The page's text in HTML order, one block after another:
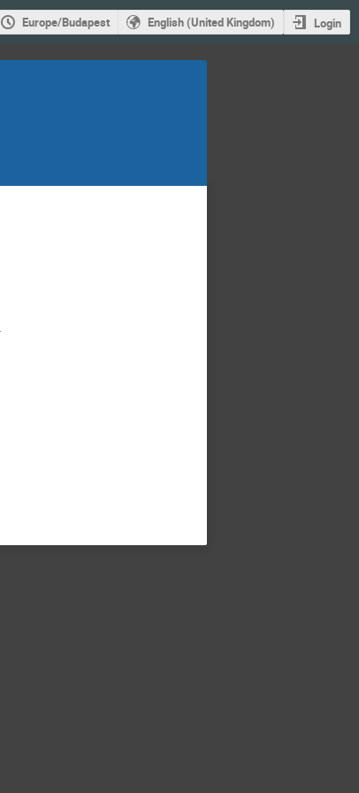
Europe/Budapest English (United Kingdom) Login